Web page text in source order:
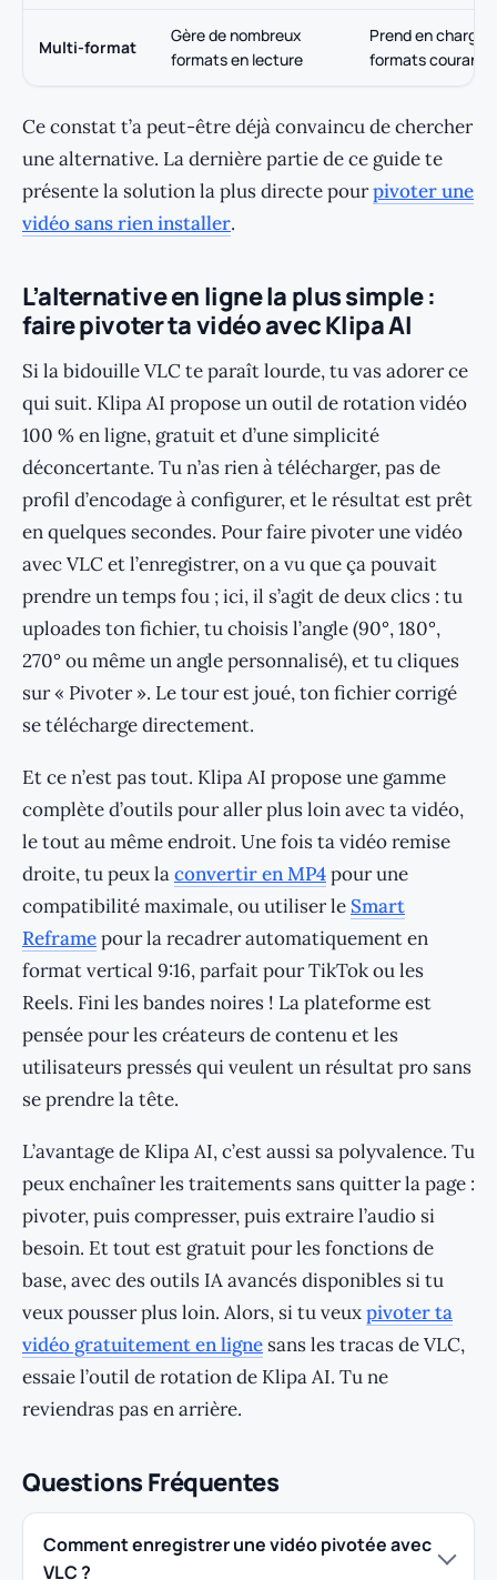
Multi-format
Gère de nombreux
formats en lecture
Prend en charge
formats courants
Ce constat t’a peut-être déjà convaincu de chercher
une alternative. La dernière partie de ce guide te
présente la solution la plus directe pourpivoter une
vidéo sans rien installer.
L’alternative en ligne la plus simple :
faire pivoter ta vidéo avec Klipa AI
Si la bidouille VLC te paraît lourde, tu vas adorer ce
qui suit. Klipa AI propose un outil de rotation vidéo
100 % en ligne, gratuit et d’une simplicité
déconcertante. Tu n’as rien à télécharger, pas de
profil d’encodage à configurer, et le résultat est prêt
en quelques secondes. Pour faire pivoter une vidéo
avec VLC et l’enregistrer, on a vu que ça pouvait
prendre un temps fou ; ici, il s’agit de deux clics : tu
uploades ton fichier, tu choisis l’angle (90°, 180°,
270° ou même un angle personnalisé), et tu cliques
sur « Pivoter ». Le tour est joué, ton fichier corrigé
se télécharge directement.
Et ce n’est pas tout. Klipa AI propose une gamme
complète d’outils pour aller plus loin avec ta vidéo,
le tout au même endroit. Une fois ta vidéo remise
droite, tu peux laconvertir en MP4pour une
compatibilité maximale, ou utiliser le Smart
Reframepour la recadrer automatiquement en
format vertical 9:16, parfait pour TikTok ou les
Reels. Fini les bandes noires ! La plateforme est
pensée pour les créateurs de contenu et les
utilisateurs pressés qui veulent un résultat pro sans
se prendre la tête.
L’avantage de Klipa AI, c’est aussi sa polyvalence. Tu
peux enchaîner les traitements sans quitter la page :
pivoter, puis compresser, puis extraire l’audio si
besoin. Et tout est gratuit pour les fonctions de
base, avec des outils IA avancés disponibles si tu
veux pousser plus loin. Alors, si tu veuxpivoter ta
vidéo gratuitement en ligne sans les tracas de VLC,
essaie l’outil de rotation de Klipa AI. Tu ne
reviendras pas en arrière.
Questions Fréquentes
Comment enregistrer une vidéo pivotée avec
VLC ?